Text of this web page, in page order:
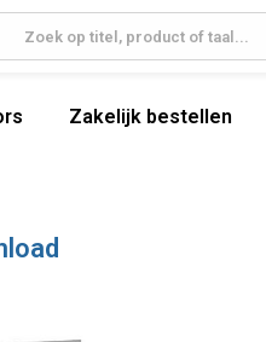
Zakelijk bestellen